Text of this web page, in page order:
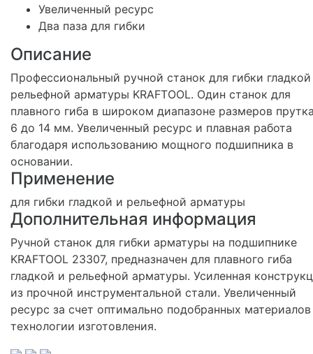
Увеличенный ресурс
Два паза для гибки
Описание
Профессиональный ручной станок для гибки
рельефной арматуры KRAFTOOL. Один станок для
плавного гиба в широком диапазоне размеров
6 до 14 мм. Увеличенный ресурс и плавная работа
благодаря использованию мощного подшипника в
основании.
Применение
для гибки гладкой и рельефной арматуры
Дополнительная информация
Ручной станок для гибки арматуры на подшипнике
KRAFTOOL 23307, предназначен для плавного гиба
гладкой и рельефной арматуры. Усиленная
из прочной инструментальной стали. Увеличенный
ресурс за счет оптимально подобранных
технологии изготовления.